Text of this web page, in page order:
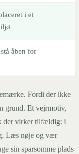
i et
åben for
Fordi der ikke
grund. Et vejrmotiv,
der virker tilfældig: i
Læs nøje og vær
sin sparsomme plads